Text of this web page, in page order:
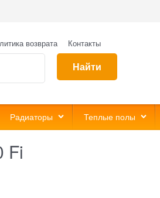
возврата Контакты
Найти
Радиаторы Теплые полы
Fi